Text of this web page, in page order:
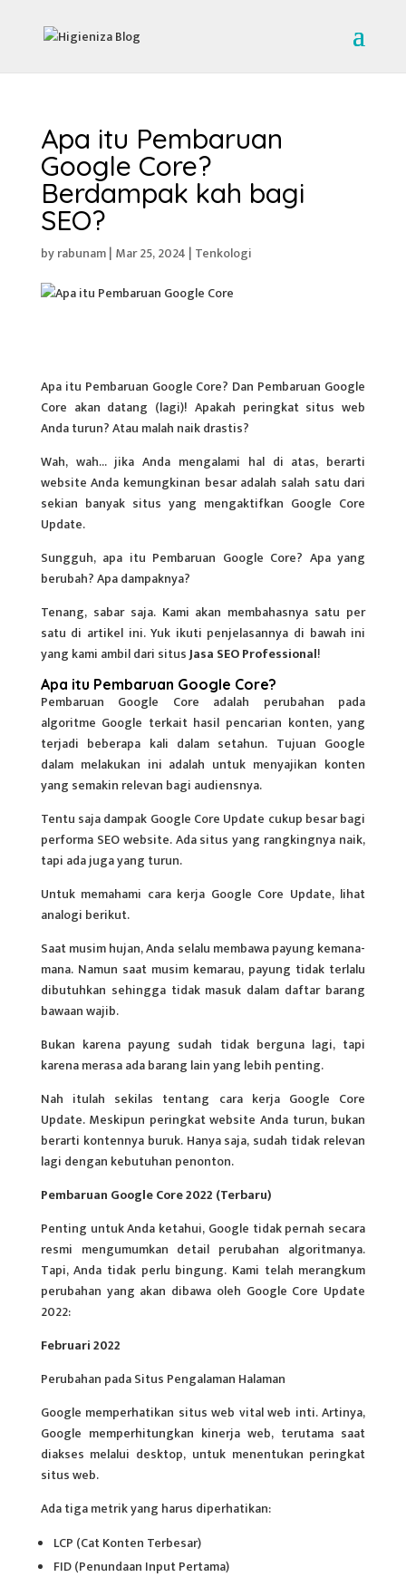
Apa itu Pembaruan
Google Core?
Berdampak kah bagi
SEO?
byrabunam| Mar 25, 2024 | Tenkologi
Apa itu Pembaruan Google Core? Dan Pembaruan Google
Core akan datang (lagi)! Apakah peringkat situs web
Anda turun? Atau malah naik drastis?
Wah, wah… jika Anda mengalami hal di atas, berarti
website Anda kemungkinan besar adalah salah satu dari
sekian banyak situs yang mengaktifkan Google Core
Update.
Sungguh, apa itu Pembaruan Google Core? Apa yang
berubah? Apa dampaknya?
Tenang, sabar saja. Kami akan membahasnya satu per
satu di artikel ini. Yuk ikuti penjelasannya di bawah ini
yang kami ambil dari situsJasa SEO Professional!
Apa itu Pembaruan Google Core?
Pembaruan Google Core adalah perubahan pada
algoritme Google terkait hasil pencarian konten, yang
terjadi beberapa kali dalam setahun. Tujuan Google
dalam melakukan ini adalah untuk menyajikan konten
yang semakin relevan bagi audiensnya.
Tentu saja dampak Google Core Update cukup besar bagi
performa SEO website. Ada situs yang rangkingnya naik,
tapi ada juga yang turun.
Untuk memahami cara kerja Google Core Update, lihat
analogi berikut.
Saat musim hujan, Anda selalu membawa payung kemana-
mana. Namun saat musim kemarau, payung tidak terlalu
dibutuhkan sehingga tidak masuk dalam daftar barang
bawaan wajib.
Bukan karena payung sudah tidak berguna lagi, tapi
karena merasa ada barang lain yang lebih penting.
Nah itulah sekilas tentang cara kerja Google Core
Update. Meskipun peringkat website Anda turun, bukan
berarti kontennya buruk. Hanya saja, sudah tidak relevan
lagi dengan kebutuhan penonton.
Pembaruan Google Core 2022 (Terbaru)
Penting untuk Anda ketahui, Google tidak pernah secara
resmi mengumumkan detail perubahan algoritmanya.
Tapi, Anda tidak perlu bingung. Kami telah merangkum
perubahan yang akan dibawa oleh Google Core Update
2022:
Februari 2022
Perubahan pada Situs Pengalaman Halaman
Google memperhatikan situs web vital web inti. Artinya,
Google memperhitungkan kinerja web, terutama saat
diakses melalui desktop, untuk menentukan peringkat
situs web.
Ada tiga metrik yang harus diperhatikan:
LCP (Cat Konten Terbesar)
FID (Penundaan Input Pertama)